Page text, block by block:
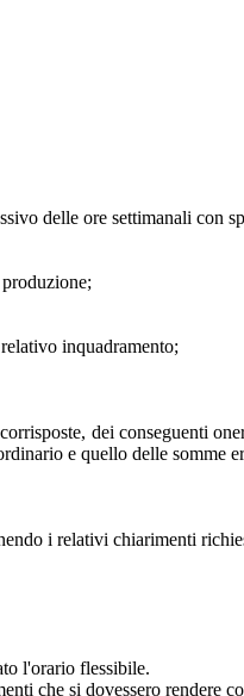
delle ore settimanali con
inquadramento;
dei conseguenti
e quello delle somme
i relativi chiarimenti
l'orario flessibile.
che si dovessero rendere